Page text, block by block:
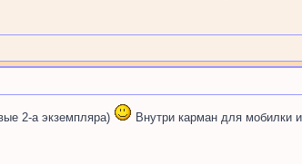
2-а экземпляра) Внутри карман для мобилки